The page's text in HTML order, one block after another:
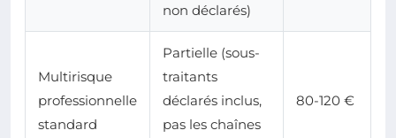
non déclarés)
Multirisque
professionnelle
standard
Partielle (sous-
traitants
déclarés inclus,
pas les chaînes
80-120 €